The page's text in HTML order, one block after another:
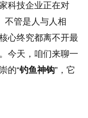
科技企业正在对
不管是人与人相
心终究都离不开最
今天，咱们来聊一
的“钓鱼神钩”，它